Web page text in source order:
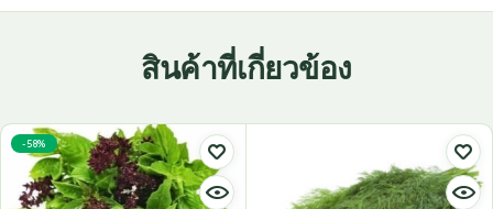
สินค้าที่เกี่ยวข้อง
-58%